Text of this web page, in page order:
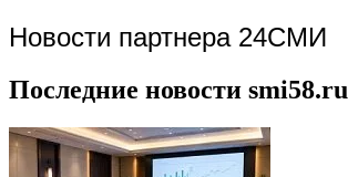
Новости партнера 24СМИ
Последние новости smi58.ru